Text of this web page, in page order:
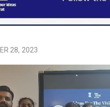
28, 2023